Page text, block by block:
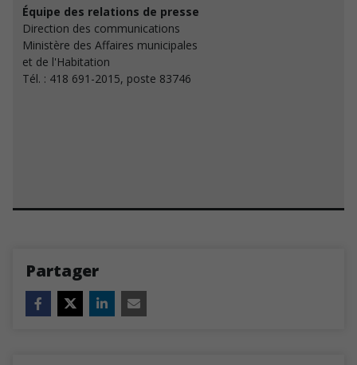
Équipe des relations de presse
Direction des communications
Ministère des Affaires municipales
et de l'Habitation
Tél. : 418 691-2015, poste 83746
Partager